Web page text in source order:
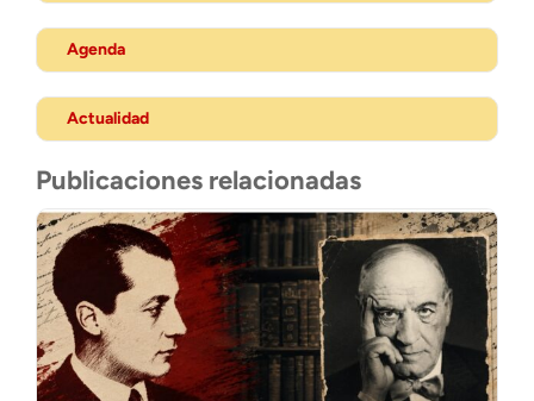
Agenda
Actualidad
Publicaciones relacionadas